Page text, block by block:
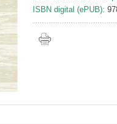
ISBN digital (ePUB):